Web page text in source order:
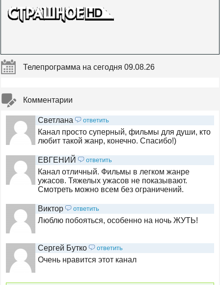
Мосфильм. Золотая
Победа
Кинопоказ
Звезда
ЕвроКино
НСТ
Индийское кино
Телепрограмма на сегодня 09.08.26
Комментарии
Светлана ответить
Канал просто суперный, фильмы для души, кто
любит такой жанр, конечно. Спасибо!)
ЕВГЕНИЙ ответить
Канал отличный. Фильмы в легком жанре
ужасов. Тяжелых ужасов не показывают.
Смотреть можно всем без ограничений.
Виктор ответить
Люблю побояться, особенно на ночь ЖУТЬ!
Сергей Бутко ответить
Очень нравится этот канал